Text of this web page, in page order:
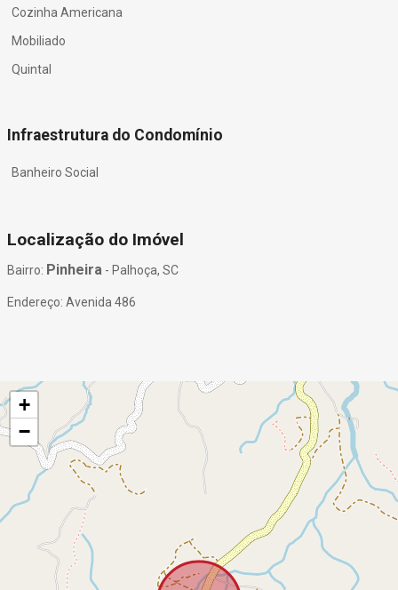
Cozinha Americana
Mobiliado
Quintal
Infraestrutura do Condomínio
Banheiro Social
Localização do Imóvel
Bairro: Pinheira - Palhoça, SC
Endereço: Avenida 486
+
−